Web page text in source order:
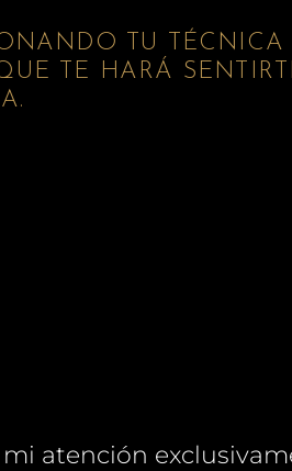
TU
TE HARÁ
atención